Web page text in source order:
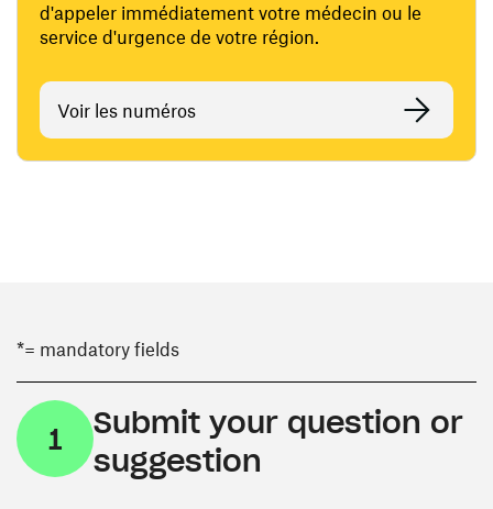
d'appeler immédiatement votre médecin ou le
service d'urgence de votre région.
Voir les numéros
*= mandatory fields
1
Submit your question or
suggestion